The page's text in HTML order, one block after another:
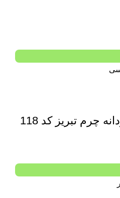
چرم تبریز کد 118